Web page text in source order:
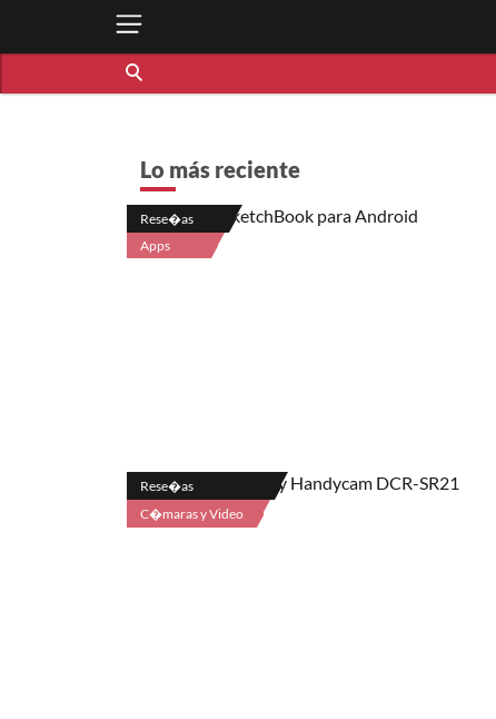
Lo más reciente
Rese�as
Apps
Rese�as
C�maras y Video